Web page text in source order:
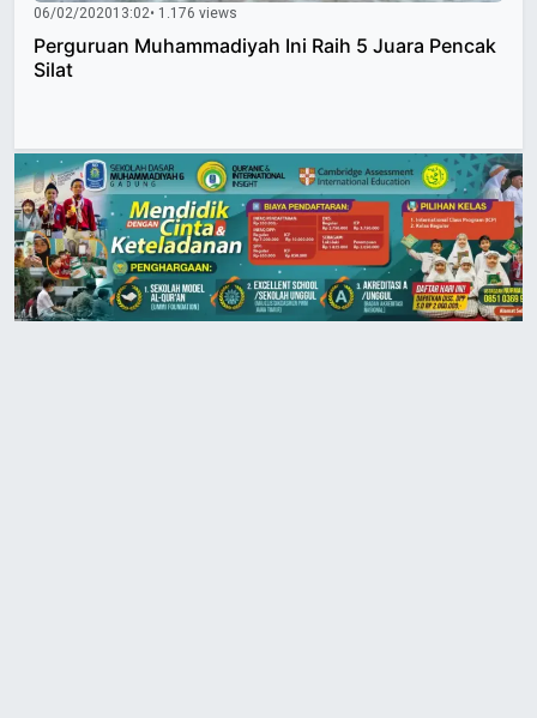
06/02/202013:02• 1.176 views
Perguruan Muhammadiyah Ini Raih 5 Juara Pencak
Silat